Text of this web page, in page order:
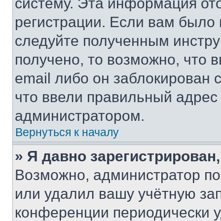
регистрации. Если вам
следуйте полученным
получено, то возможно, что
email либо он
что ввели правильный адрес
администратором.
Вернуться к началу
» Я давно
Возможно, администратор
или удалил вашу учётную
конференции периодически